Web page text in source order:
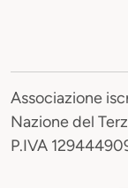
Associazione
Nazione del
P.IVA